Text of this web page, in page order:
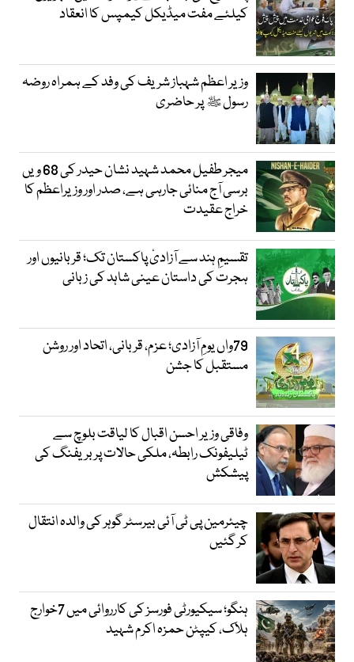
کیلئے مفت میڈیکل کیمپس کا انعقاد
وزیر اعظم شہباز شریف کی وفد کے ہمراہ روضہ
رسول ﷺ پر حاضری
میجر طفیل محمد شہید نشان حیدر کی 68 ویں
برسی آج منائی جارہی ہے، صدر اور وزیراعظم کا
خراج عقیدت
تقسیمِ ہند سے آزادیٔ پاکستان تک؛ قربانیوں اور
ہجرت کی داستان عینی شاہد کی زبانی
79واں یومِ آزادی؛ عزم، قربانی، اتحاد اور روشن
مستقبل کا جشن
وفاقی وزیر احسن اقبال کا لیاقت بلوچ سے
ٹیلیفونک رابطہ، ملکی حالات پر بریفنگ کی
پیشکش
چیئرمین پی ٹی آئی بیرسٹر گوہر کی والدہ انتقال
کر گئیں
ہنگو؛ سیکیورٹی فورسز کی کارروائی میں 7خوارج
ہلاک، کیپٹن حمزہ اکرم شہید